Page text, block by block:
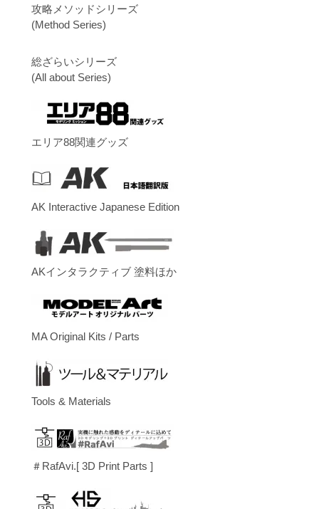
攻略メソッドシリーズ
(Method Series)
総ざらいシリーズ
(All about Series)
エリア88関連グッズ
AK Interactive Japanese Edition
AKインタラクティブ 塗料ほか
MA Original Kits / Parts
Tools & Materials
＃RafAvi.[ 3D Print Parts ]